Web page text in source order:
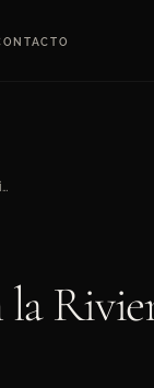
Due Diligence Inmobiliario en la Riviera Maya: Los 10 Puntos Críticos